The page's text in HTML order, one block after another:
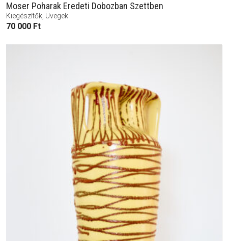
Moser Poharak Eredeti Dobozban Szettben
Kiegészítők, Üvegek
70 000 Ft